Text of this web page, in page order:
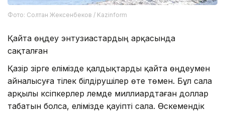
Фото: Солтан Жексенбеков / Kazinform
Қайта өңдеу энтузиастардың арқасында
сақталған
Қазір әзірге елімізде қалдықтарды қайта өңдеумен
айналысуға тілек білдірушілер өте төмен. Бұл сала
арқылы кәсіпкерлер әлемде миллиардтаған доллар
табатын болса, елімізде қауіпті сала. Өскемендік